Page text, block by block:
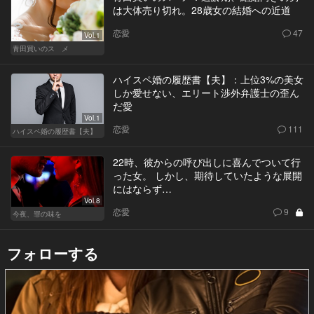
Vol.1
青田買いのスゝメ
は大体売り切れ。28歳女の結婚への近道
恋愛 47
Vol.1
ハイスペ婚の履歴書【夫】
ハイスペ婚の履歴書【夫】：上位3%の美女
しか愛せない、エリート渉外弁護士の歪ん
だ愛
恋愛 111
Vol.8
今夜、罪の味を
22時、彼からの呼び出しに喜んでついて行
った女。 しかし、期待していたような展開
にはならず…
恋愛 9
フォローする